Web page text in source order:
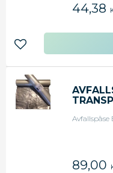
44,38
Lägg till i favoriter
Avfallspåse
89,00